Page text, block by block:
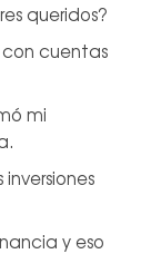
queridos?
con cuentas
mi
y eso